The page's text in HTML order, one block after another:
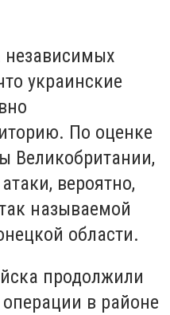
независимых
украинские
По оценке
Великобритании,
вероятно,
называемой
области.
продолжили
в районе